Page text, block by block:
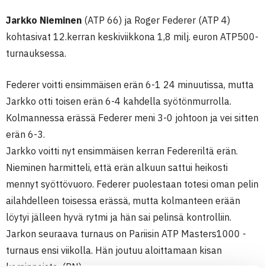
Jarkko Nieminen (ATP 66) ja Roger Federer (ATP 4)
kohtasivat 12.kerran keskiviikkona 1,8 milj. euron ATP500-
turnauksessa.
Federer voitti ensimmäisen erän 6-1 24 minuutissa, mutta
Jarkko otti toisen erän 6-4 kahdella syötönmurrolla.
Kolmannessa erässä Federer meni 3-0 johtoon ja vei sitten
erän 6-3.
Jarkko voitti nyt ensimmäisen kerran Federeriltä erän.
Nieminen harmitteli, että erän alkuun sattui heikosti
mennyt syöttövuoro. Federer puolestaan totesi oman pelin
ailahdelleen toisessa erässä, mutta kolmanteen erään
löytyi jälleen hyvä rytmi ja hän sai pelinsä kontrolliin.
Jarkon seuraava turnaus on Pariisin ATP Masters1000 -
turnaus ensi viikolla. Hän joutuu aloittamaan kisan